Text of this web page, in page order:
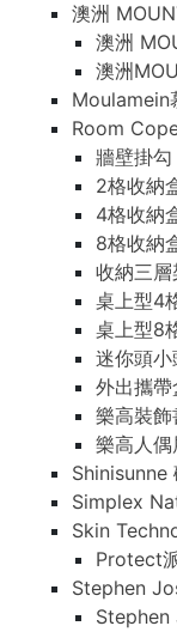
澳洲
澳洲
澳洲
Moulamein
Room
牆壁掛勾
2格收納
4格收納
8格收納
收納三層
桌上型4
桌上型8
迷你頭
外出攜
樂高裝飾
樂高人偶
Shinisunne
Simplex
Skin
Protect
Stephen
Stephen